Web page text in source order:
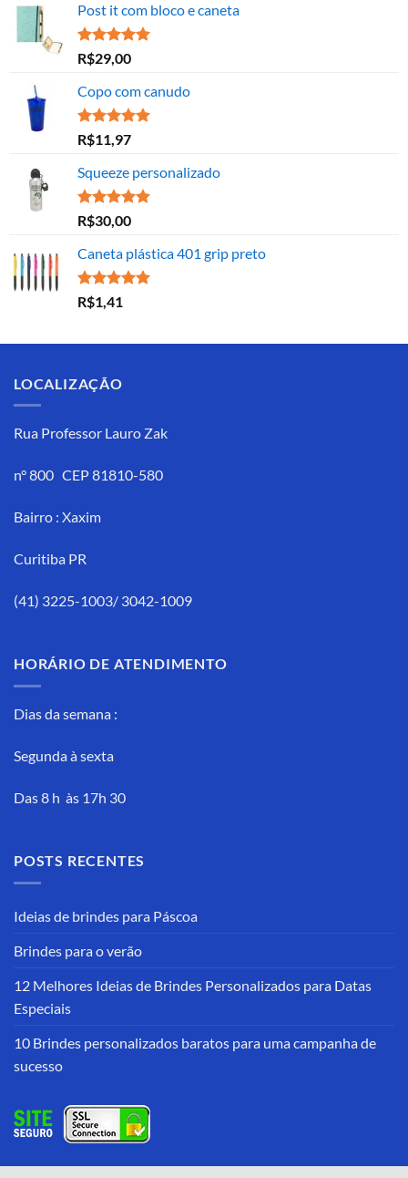
Post it com bloco e caneta
Avaliação
5.00
de 5
R$29,00
Copo com canudo
Avaliação
5.00
de 5
R$11,97
Squeeze personalizado
Avaliação
5.00
de 5
R$30,00
Caneta plástica 401 grip preto
Avaliação
5.00 de 5
R$1,41
LOCALIZAÇÃO
Rua Professor Lauro Zak
n° 800 CEP 81810-580
Bairro : Xaxim
Curitiba PR
(41) 3225-1003/ 3042-1009
HORÁRIO DE ATENDIMENTO
Dias da semana :
Segunda à sexta
Das 8 h às 17h 30
POSTS RECENTES
Ideias de brindes para Páscoa
Brindes para o verão
12 Melhores Ideias de Brindes Personalizados para Datas
Especiais
10 Brindes personalizados baratos para uma campanha de
sucesso